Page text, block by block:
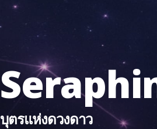
บุตรแห่งดวงดาว